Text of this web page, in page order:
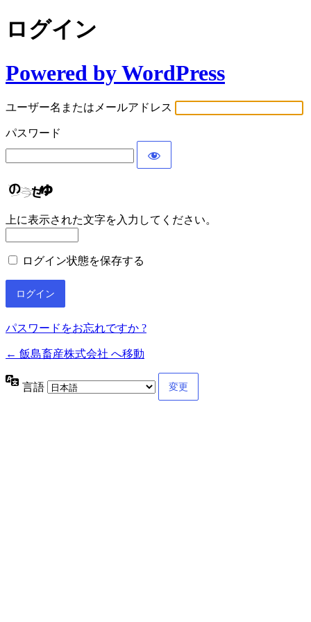
ログイン
Powered by WordPress
ユーザー名またはメールアドレス
パスワード
上に表示された文字を入力してください。
ログイン状態を保存する
パスワードをお忘れですか ?
← 飯島畜産株式会社 へ移動
言語